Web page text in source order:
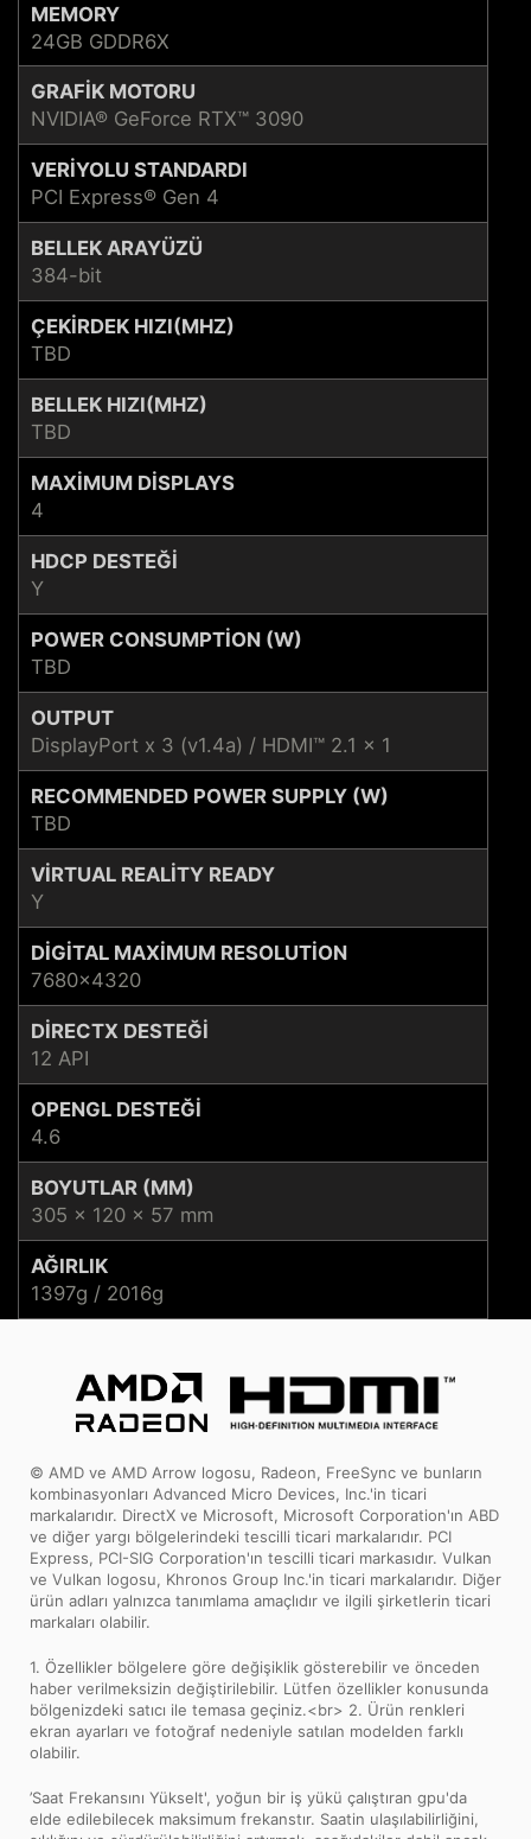
MEMORY
24GB GDDR6X
GRAFIK MOTORU
NVIDIA® GeForce RTX™ 3090
VERIYOLU STANDARDI
PCI Express® Gen 4
BELLEK ARAYÜZÜ
384-bit
ÇEKIRDEK HIZI(MHZ)
TBD
BELLEK HIZI(MHZ)
TBD
MAXIMUM DISPLAYS
4
HDCP DESTEĞI
Y
POWER CONSUMPTION (W)
TBD
OUTPUT
DisplayPort x 3 (v1.4a) / HDMI™ 2.1 x 1
RECOMMENDED POWER SUPPLY (W)
TBD
VIRTUAL REALITY READY
Y
DIGITAL MAXIMUM RESOLUTION
7680x4320
DIRECTX DESTEĞI
12 API
OPENGL DESTEĞI
4.6
BOYUTLAR (MM)
305 x 120 x 57 mm
AĞIRLIK
1397g / 2016g
© AMD ve AMD Arrow logosu, Radeon, FreeSync ve bunların
kombinasyonları Advanced Micro Devices, Inc.'in ticari
markalarıdır. DirectX ve Microsoft, Microsoft Corporation'ın ABD
ve diğer yargı bölgelerindeki tescilli ticari markalarıdır. PCI
Express, PCI-SIG Corporation'ın tescilli ticari markasıdır. Vulkan
ve Vulkan logosu, Khronos Group Inc.'in ticari markalarıdır. Diğer
ürün adları yalnızca tanımlama amaçlıdır ve ilgili şirketlerin ticari
markaları olabilir.
1. Özellikler bölgelere göre değişiklik gösterebilir ve önceden
haber verilmeksizin değiştirilebilir. Lütfen özellikler konusunda
bölgenizdeki satıcı ile temasa geçiniz.<br> 2. Ürün renkleri
ekran ayarları ve fotoğraf nedeniyle satılan modelden farklı
olabilir.
’Saat Frekansını Yükselt', yoğun bir iş yükü çalıştıran gpu'da
elde edilebilecek maksimum frekanstır. Saatin ulaşılabilirliğini,